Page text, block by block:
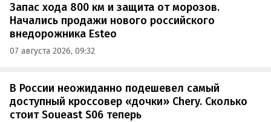
Запас хода 800 км и защита от морозов.
Начались продажи нового российского
внедорожника Esteo
07 августа 2026, 09:32
В России неожиданно подешевел самый
доступный кроссовер «дочки» Chery. Сколько
стоит Soueast S06 теперь